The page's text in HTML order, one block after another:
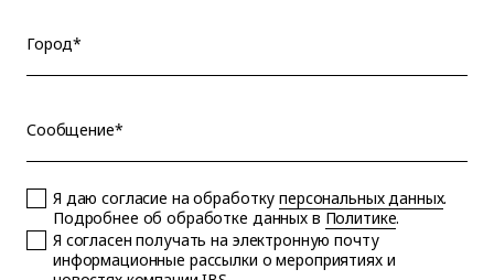
Город*
Сообщение*
Я даю согласие на обработкуперсональных данных.
Подробнее об обработке данных в Политике.
Я согласен получать на электронную почту
информационные рассылки о мероприятиях и